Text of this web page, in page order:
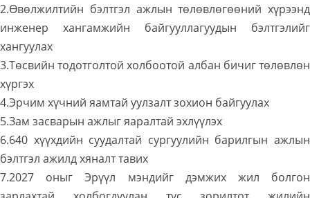
2.Өвөлжилтийн бэлтгэл ажлын төлөвлөгөөний хүрээнд
инженер хангамжийн байгууллагуудын бэлтгэлийг
хангуулах
3.Төсвийн тодотголтой холбоотой албан бичиг төлөвлөн
хүргэх
4.Эрчим хүчний яамтай уулзалт зохион байгуулах
5.Зам засварын ажлыг яаралтай эхлүүлэх
6.640 хүүхдийн суудалтай сургуулийн барилгын ажлын
бэлтгэл ажилд хяналт тавих
7.2027 оныг Эрүүл мэндийг дэмжих жил болгон